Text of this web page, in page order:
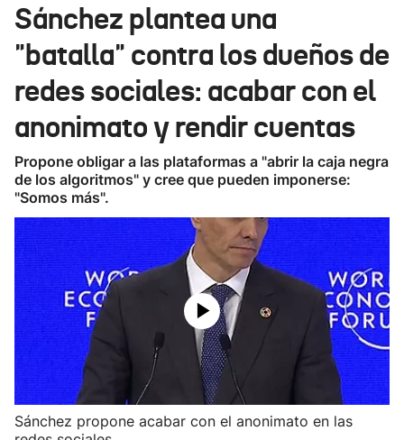
Ikusmiran
Eguraldia
Sánchez plantea una
"batalla" contra los dueños de
redes sociales: acabar con el
anonimato y rendir cuentas
Propone obligar a las plataformas a "abrir la caja negra
de los algoritmos" y cree que pueden imponerse:
"Somos más".
Sánchez propone acabar con el anonimato en las